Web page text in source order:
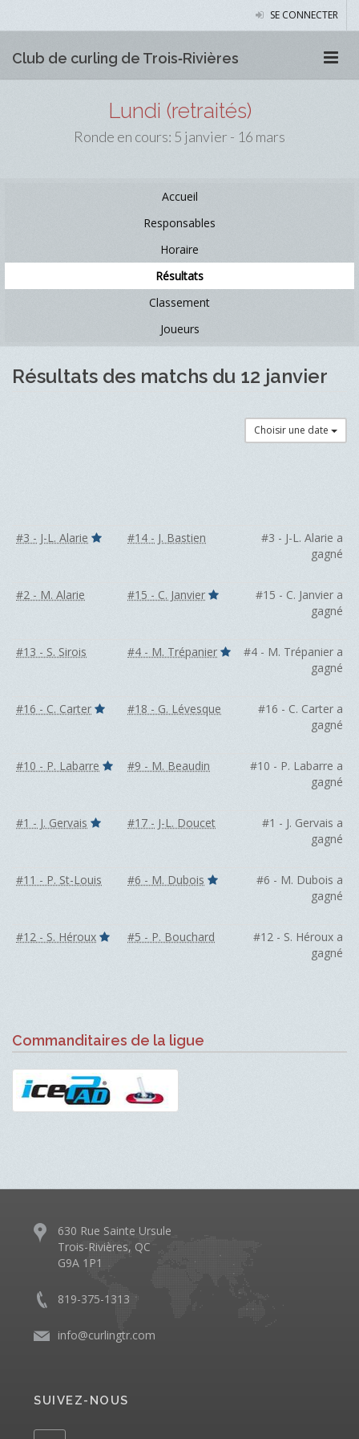
SE CONNECTER
Club de curling de Trois‑Rivières
Lundi (retraités)
Ronde en cours: 5 janvier - 16 mars
Accueil
Responsables
Horaire
Résultats
Classement
Joueurs
Résultats des matchs du 12 janvier
Choisir une date
#3 - J-L. Alarie #14 - J. Bastien
#3 - J-L. Alarie a
gagné
#2 - M. Alarie #15 - C. Janvier
#15 - C. Janvier a
gagné
#13 - S. Sirois #4 - M. Trépanier
#4 - M. Trépanier a
gagné
#16 - C. Carter #18 - G. Lévesque
#16 - C. Carter a
gagné
#10 - P. Labarre #9 - M. Beaudin
#10 - P. Labarre a
gagné
#1 - J. Gervais #17 - J-L. Doucet
#1 - J. Gervais a
gagné
#11 - P. St-Louis #6 - M. Dubois
#6 - M. Dubois a
gagné
#12 - S. Héroux #5 - P. Bouchard
#12 - S. Héroux a
gagné
Commanditaires de la ligue
630 Rue Sainte Ursule
Trois-Rivières, QC
G9A 1P1
819-375-1313
info@curlingtr.com
SUIVEZ-NOUS